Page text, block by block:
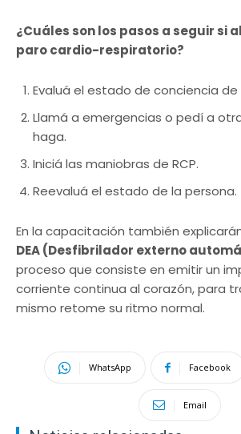
¿Cuáles son los pasos a seguir si
paro cardio-respiratorio?
Evaluá el estado de conciencia de
Llamá a emergencias o pedí a
haga.
Iniciá las maniobras de RCP.
Reevaluá el estado de la persona.
En la capacitación también
DEA (Desfibrilador externo
proceso que consiste en emitir un
corriente continua al corazón, para
mismo retome su ritmo normal.
WhatsApp Facebook
Email